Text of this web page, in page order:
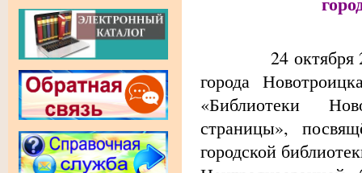
24 октября
города
«Библиотеки
страницы»,
городской